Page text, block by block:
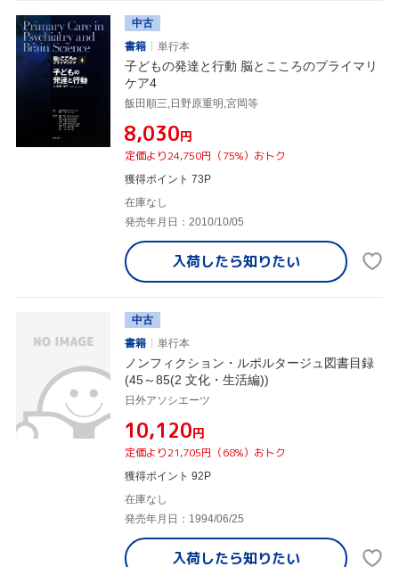
中古
書籍
単行本
子どもの発達と行動 脳とこころのプライマリ
ケア4
飯田順三,日野原重明,宮岡等
¥8,030円
定価より24,750円（75%）おトク
獲得ポイント 73P
在庫なし
発売年月日：2010/10/05
入荷したら知りたい
中古
書籍
単行本
ノンフィクション・ルポルタージュ図書目録
(45～85(2 文化・生活編))
日外アソシエーツ
¥10,120円
定価より21,705円（68%）おトク
獲得ポイント 92P
在庫なし
発売年月日：1994/06/25
入荷したら知りたい